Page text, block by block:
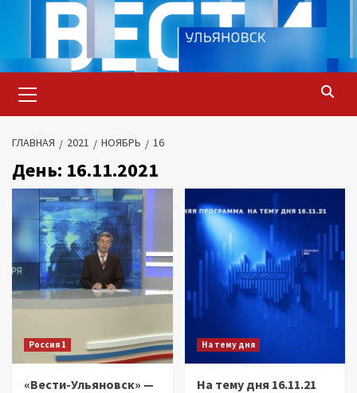
содержимому
меню
ГЛАВНАЯ 2021 НОЯБРЬ 16
День: 16.11.2021
Россия 1
«Вести-Ульяновск» —
На тему дня
На тему дня 16.11.21